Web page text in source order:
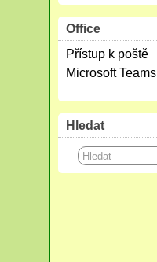
Office
Přístup k poště
Microsoft Teams
Hledat